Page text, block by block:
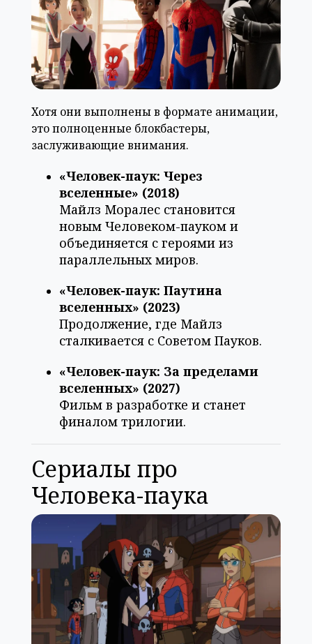
Хотя они выполнены в формате анимации,
это полноценные блокбастеры,
заслуживающие внимания.
«Человек-паук: Через
вселенные» (2018)
Майлз Моралес становится
новым Человеком-пауком и
объединяется с героями из
параллельных миров.
«Человек-паук: Паутина
вселенных» (2023)
Продолжение, где Майлз
сталкивается с Советом Пауков.
«Человек-паук: За пределами
вселенных» (2027)
Фильм в разработке и станет
финалом трилогии.
Сериалы про
Человека-паука